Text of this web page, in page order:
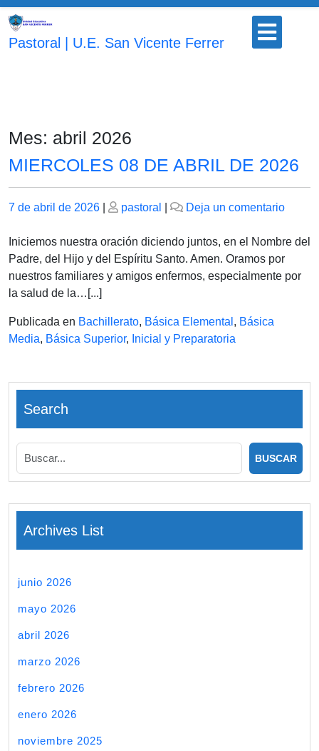
Saltar
contenido
Pastoral | U.E. San Vicente Ferrer
Botón
abrir
Mes: abril 2026
MIERCOLES 08 DE ABRIL DE 2026
Publicado
7 de abril de 2026
Publicado
pastoral Deja un comentarioen
08
DE
ABRIL
Iniciemos nuestra oración diciendo juntos, en el Nombre del
Padre, del Hijo y del Espíritu Santo. Amen. Oramos por
nuestros familiares y amigos enfermos, especialmente por
la salud de la…[...]
Publicada en Bachillerato, Básica Elemental , Básica
Media, Básica Superior, Inicial y Preparatoria
Search
Archives List
junio 2026
mayo 2026
abril 2026
marzo 2026
febrero 2026
enero 2026
noviembre 2025